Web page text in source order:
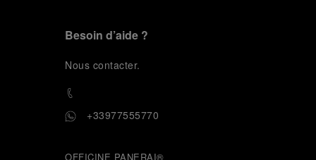
Besoin d’aide ?
Nous contacter.
+33977555770
OFFICINE PANERAI®